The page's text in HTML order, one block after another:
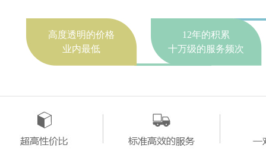
高度透明的价格
业内最低
12年的积累
十万级的服务频次